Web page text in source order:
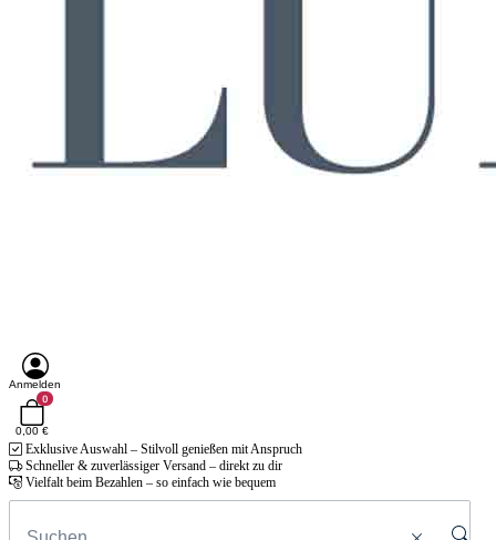
Anmelden
0
0,00 €
Exklusive Auswahl – Stilvoll genießen mit Anspruch
Schneller & zuverlässiger Versand – direkt zu dir
Vielfalt beim Bezahlen – so einfach wie bequem